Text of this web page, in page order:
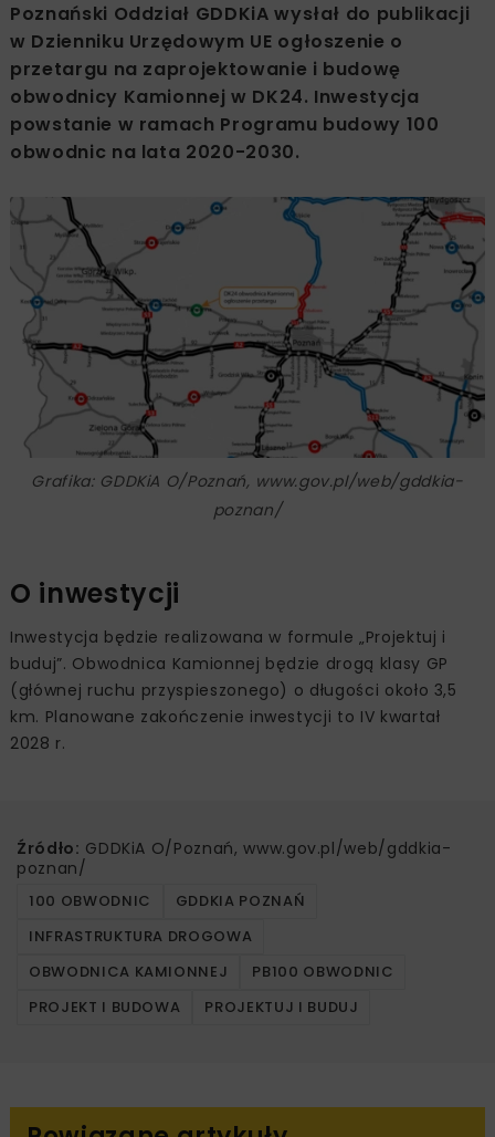
Poznański Oddział GDDKiA wysłał do publikacji
w Dzienniku Urzędowym UE ogłoszenie o
przetargu na zaprojektowanie i budowę
obwodnicy Kamionnej w DK24. Inwestycja
powstanie w ramach Programu budowy 100
obwodnic na lata 2020-2030.
Grafika: GDDKiA O/Poznań, www.gov.pl/web/gddkia-
poznan/
O inwestycji
Inwestycja będzie realizowana w formule „Projektuj i
buduj”. Obwodnica Kamionnej będzie drogą klasy GP
(głównej ruchu przyspieszonego) o długości około 3,5
km. Planowane zakończenie inwestycji to IV kwartał
2028 r.
Źródło: GDDKiA O/Poznań, www.gov.pl/web/gddkia-
poznan/
100 OBWODNIC
GDDKIA POZNAŃ
INFRASTRUKTURA DROGOWA
OBWODNICA KAMIONNEJ
PB100 OBWODNIC
PROJEKT I BUDOWA
PROJEKTUJ I BUDUJ